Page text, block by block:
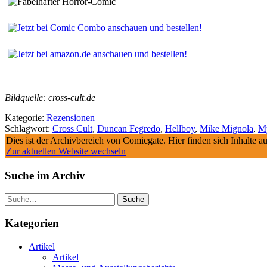
Bildquelle: cross-cult.de
Kategorie: Rezensionen
Schlagwort: Cross Cult, Duncan Fegredo, Hellboy, Mike Mignola,
Dies ist der Archivbereich von Comicgate. Hier finden sich Inhalte
Zur aktuellen Website wechseln
Suche im Archiv
Suche
Kategorien
Artikel
Artikel